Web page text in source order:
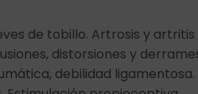
de tobillo. Artrosis y
distorsiones y
debilidad ligamentosa.